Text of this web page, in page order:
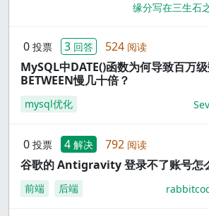
缘分写在三生石
0 投票 3 回答 524 阅读
MySQL中DATE()函数为何导致百万
BETWEEN慢几十倍？
mysql优化
0 投票 4 解决 792 阅读
谷歌的 Antigravity 登录不了账号怎
前端 后端